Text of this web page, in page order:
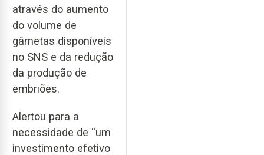
através do aumento
do volume de
gâmetas disponíveis
no SNS e da redução
da produção de
embriões.
Alertou para a
necessidade de “um
investimento efetivo